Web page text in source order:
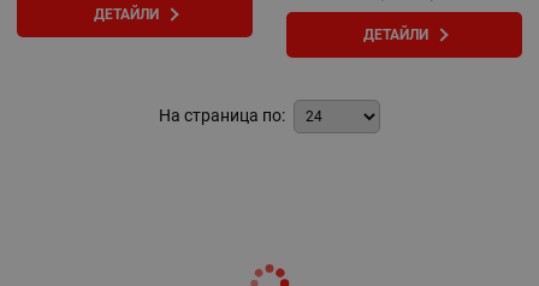
ДЕТАЙЛИ
ДЕТАЙЛИ
На страница по: